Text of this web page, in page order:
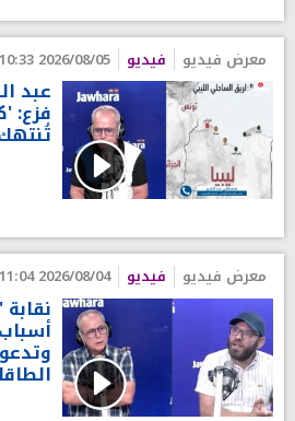
معرض فيديو فيديو 2026/08/05 10:33
عبد
فزع:
معرض فيديو فيديو 2026/08/04 11:04